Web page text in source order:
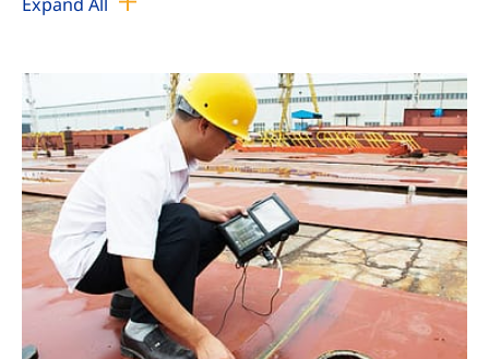
багаторівневі інспекції для гарантування